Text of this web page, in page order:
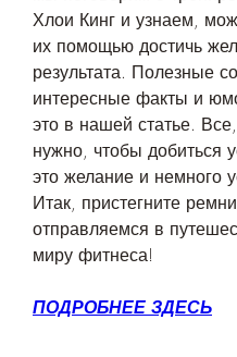
Хлои Кинг и узнаем,
их помощью достичь
результата. Полезные
интересные факты и
это в нашей статье.
нужно, чтобы добиться
это желание и немного
Итак, пристегните
отправляемся в
миру фитнеса!
ПОДРОБНЕЕ ЗДЕСЬ